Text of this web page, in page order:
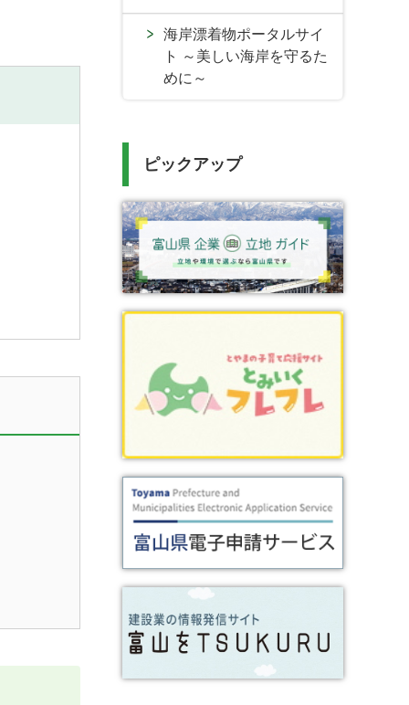
海岸漂着物ポータルサイ
ト ～美しい海岸を守るた
めに～
ピックアップ